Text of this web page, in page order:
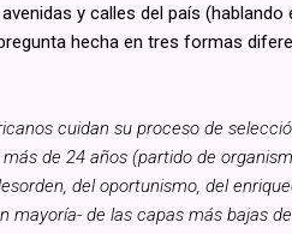
y calles del país
hecha en tres formas
cuidan su proceso de
de 24 años (partido de
del oportunismo, del
mayoría- de las capas más bajas